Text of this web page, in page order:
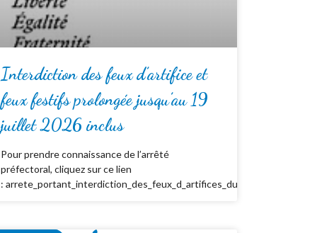
Interdiction des feux d’artifice et
feux festifs prolongée jusqu’au 19
juillet 2026 inclus
Pour prendre connaissance de l’arrêté
préfectoral, cliquez sur ce lien
: arrete_portant_interdiction_des_feux_d_artifices_du_15_au_19_juillet_2026